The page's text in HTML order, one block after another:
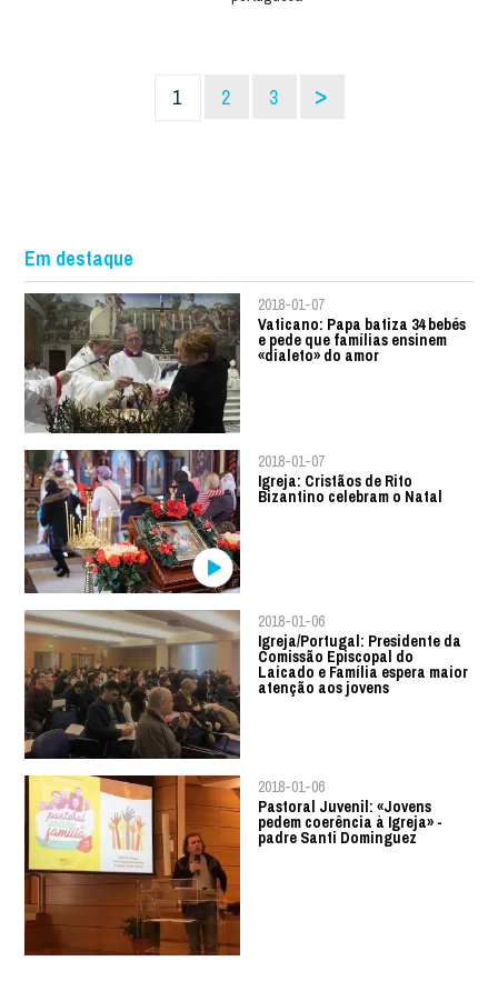
1 2 3 >
Em destaque
2018-01-07
Vaticano: Papa batiza 34 bebés
e pede que famílias ensinem
«dialeto» do amor
2018-01-07
Igreja: Cristãos de Rito
Bizantino celebram o Natal
2018-01-06
Igreja/Portugal: Presidente da
Comissão Episcopal do
Laicado e Família espera maior
atenção aos jovens
2018-01-06
Pastoral Juvenil: «Jovens
pedem coerência à Igreja» -
padre Santi Dominguez